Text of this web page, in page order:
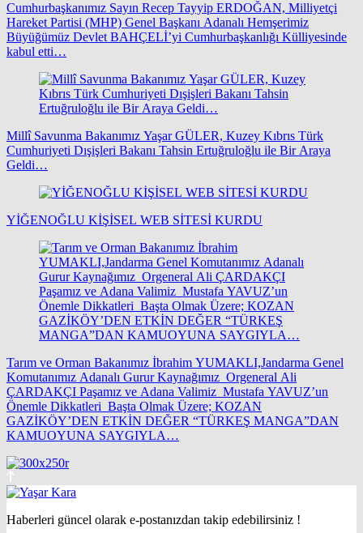
Cumhurbaşkanımız Sayın Recep Tayyip ERDOĞAN, Milliyetçi
Hareket Partisi (MHP) Genel Başkanı Adanalı Hemşerimiz
Büyüğümüz Devlet BAHÇELİ’yi Cumhurbaşkanlığı Külliyesinde
kabul etti…
Millî Savunma Bakanımız Yaşar GÜLER, Kuzey Kıbrıs Türk
Cumhuriyeti Dışişleri Bakanı Tahsin Ertuğruloğlu ile Bir Araya
Geldi…
YİĞENOĞLU KİŞİSEL WEB SİTESİ KURDU
Tarım ve Orman Bakanımız İbrahim YUMAKLI,Jandarma Genel
Komutanımız Adanalı Gurur Kaynağımız Orgeneral Ali
ÇARDAKÇI Paşamız ve Adana Valimiz Mustafa YAVUZ’un
Önemle Dikkatleri Başta Olmak Üzere; KOZAN
GAZİKÖY’DEN ETKİN DEĞER “TÜRKEŞ MANGA”DAN
KAMUOYUNA SAYGIYLA…
Haberleri güncel olarak e-postanızdan takip edebilirsiniz !